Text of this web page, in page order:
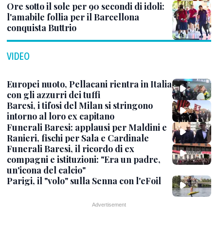
Ore sotto il sole per 90 secondi di idoli:
l'amabile follia per il Barcellona
conquista Buttrio
VIDEO
Europei nuoto, Pellacani rientra in Italia
con gli azzurri dei tuffi
Baresi, i tifosi del Milan si stringono
intorno al loro ex capitano
Funerali Baresi: applausi per Maldini e
Ranieri, fischi per Sala e Cardinale
Funerali Baresi, il ricordo di ex
compagni e istituzioni: "Era un padre,
un'icona del calcio"
Parigi, il "volo" sulla Senna con l'eFoil